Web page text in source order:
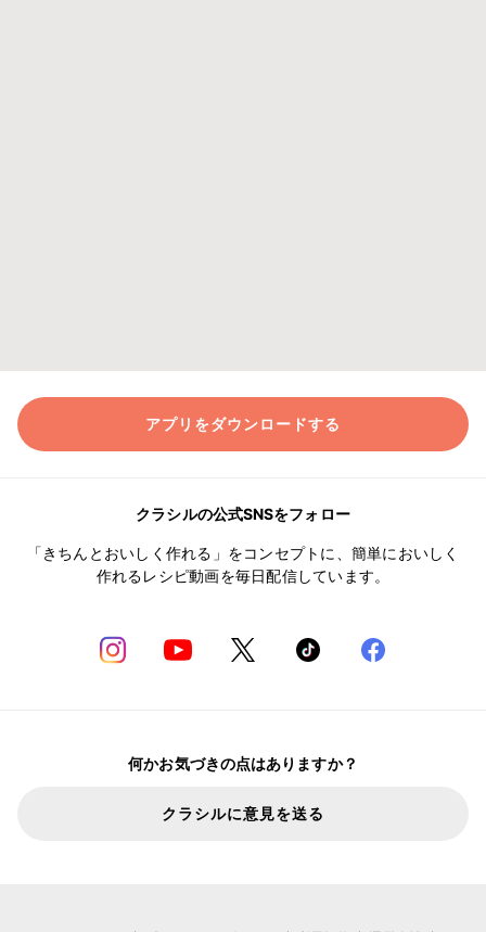
アプリをダウンロードする
クラシルの公式SNSをフォロー
「きちんとおいしく作れる」をコンセプトに、簡単においしく
作れるレシピ動画を毎日配信しています。
何かお気づきの点はありますか？
クラシルに意見を送る